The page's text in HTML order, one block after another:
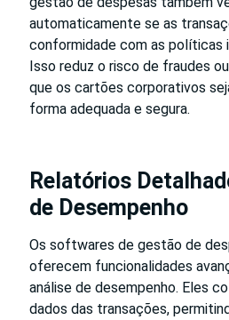
automaticamente se as
conformidade com as políticas
Isso reduz o risco de fraudes
que os cartões corporativos
forma adequada e segura.
Relatórios
de Desempenho
Os softwares de gestão de
oferecem funcionalidades
análise de desempenho. Eles
dados das transações,